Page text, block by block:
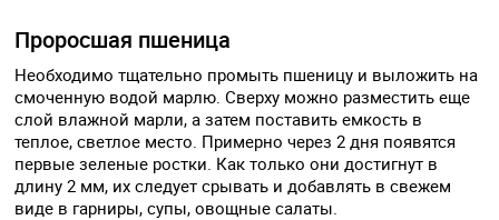
Проросшая пшеница
Необходимо тщательно промыть пшеницу и выложить на
смоченную водой марлю. Сверху можно разместить еще
слой влажной марли, а затем поставить емкость в
теплое, светлое место. Примерно через 2 дня появятся
первые зеленые ростки. Как только они достигнут в
длину 2 мм, их следует срывать и добавлять в свежем
виде в гарниры, супы, овощные салаты.